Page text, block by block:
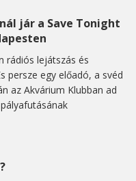
jár a Save Tonight
rádiós lejátszás és
persze egy előadó, a svéd
az Akvárium Klubban ad